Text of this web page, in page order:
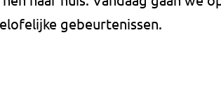
gebeurtenissen.